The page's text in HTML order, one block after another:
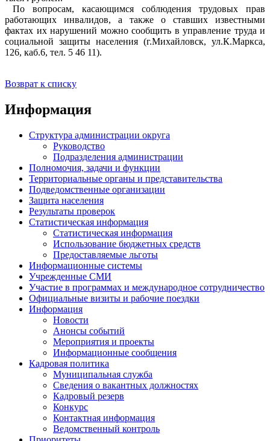
По вопросам, касающимся соблюдения трудовых прав
работающих инвалидов, а также о ставших известными
фактах их нарушений можно сообщить в управление труда и
социальной защиты населения (г.Михайловск, ул.К.Маркса,
126, каб.6, тел. 5 46 11).
Возврат к списку
Информация
Структура администрации округа
Руководство
Подразделения администрации
Полномочия, задачи и функции
Территориальные органы и представительства
Подведомственные организации
Защита населения
Результаты проверок
Статистическая информация
Статистическая информация
Использование бюджетных средств
Предоставляемые льготы
Информационные системы
Учрежденные СМИ
Участие в программах и международное сотрудничество
Официальные визиты и рабочие поездки
Информация
Новости
Анонсы событий
Мероприятия и проекты
Информационные сообщения
Кадровая политика
Муниципальная служба
Сведения о вакантных должностях
Кадровый резерв
Конкурс
Контактная информация
Ведомственный контроль